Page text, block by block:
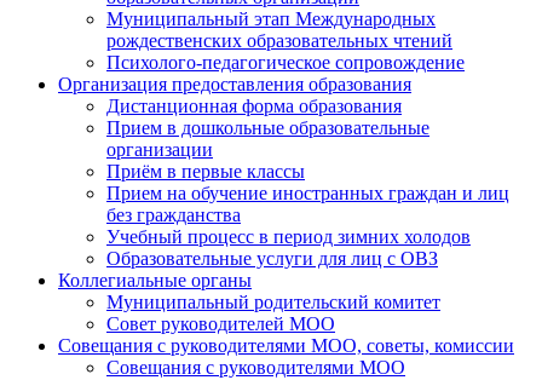
Муниципальный этап Международных
рождественских образовательных чтений
Психолого-педагогическое сопровождение
Организация предоставления образования
Дистанционная форма образования
Прием в дошкольные образовательные
организации
Приём в первые классы
Прием на обучение иностранных граждан и лиц
без гражданства
Учебный процесс в период зимних холодов
Образовательные услуги для лиц с ОВЗ
Коллегиальные органы
Муниципальный родительский комитет
Совет руководителей МОО
Совещания с руководителями МОО, советы, комиссии
Совещания с руководителями МОО